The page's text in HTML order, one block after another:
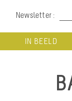
Newsletter :
IN BEELD